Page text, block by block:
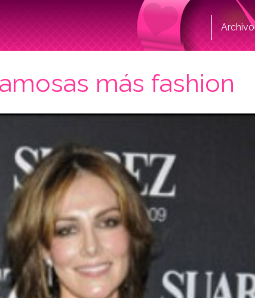
Archivo
más fashion